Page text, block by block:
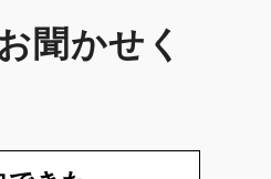
聞かせく